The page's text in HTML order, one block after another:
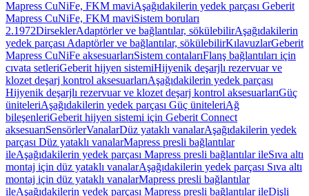
Mapress CuNiFe, FKM maviAşağıdakilerin yedek parçası Geberit
Mapress CuNiFe, FKM maviSistem boruları
2.1972DirseklerAdaptörler ve bağlantılar, sökülebilirAşağıdakilerin
yedek parçası Adaptörler ve bağlantılar, sökülebilirKılavuzlarGeberit
Mapress CuNiFe aksesuarlarıSistem contalarıFlanş bağlantıları için
cıvata setleriGeberit hijyen sistemiHijyenik deşarjlı rezervuar ve
klozet deşarj kontrol aksesuarlarıAşağıdakilerin yedek parçası
Hijyenik deşarjlı rezervuar ve klozet deşarj kontrol aksesuarlarıGüç
üniteleriAşağıdakilerin yedek parçası Güç üniteleriAğ
bileşenleriGeberit hijyen sistemi için Geberit Connect
aksesuarıSensörlerVanalarDüz yataklı vanalarAşağıdakilerin yedek
parçası Düz yataklı vanalarMapress presli bağlantılar
ileAşağıdakilerin yedek parçası Mapress presli bağlantılar ileSıva altı
montaj için düz yataklı vanalarAşağıdakilerin yedek parçası Sıva altı
montaj için düz yataklı vanalarMapress presli bağlantılar
ileAşağıdakilerin yedek parçası Mapress presli bağlantılar ileDişli